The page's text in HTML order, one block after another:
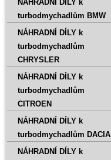
NÁHRADNÍ DÍLY k
turbodmychadlům BMW
NÁHRADNÍ DÍLY k
turbodmychadlům
CHRYSLER
NÁHRADNÍ DÍLY k
turbodmychadlům
CITROEN
NÁHRADNÍ DÍLY k
turbodmychadlům DACIA
NÁHRADNÍ DÍLY k